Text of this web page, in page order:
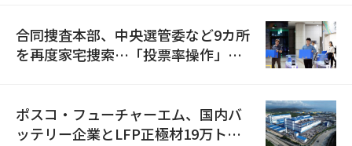
合同捜査本部、中央選管委など9カ所
を再度家宅捜索…「投票率操作」の
ポスコ・フューチャーエム、国内バ
ッテリー企業とLFP正極材19万トン